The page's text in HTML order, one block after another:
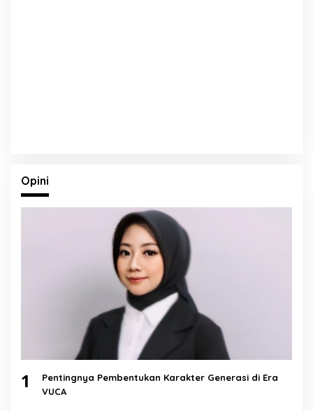
Opini
1
Pentingnya Pembentukan Karakter Generasi di Era
VUCA